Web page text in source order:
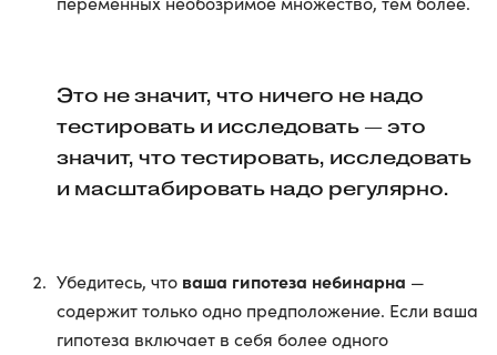
Это не значит, что ничего не надо
тестировать и исследовать — это
значит, что тестировать, исследовать
и масштабировать надо регулярно.
Убедитесь, что ваша гипотеза небинарна —
содержит только одно предположение. Если ваша
гипотеза включает в себя более одного